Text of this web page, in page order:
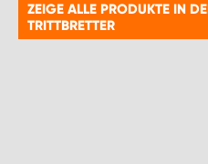
ZEIGE ALLE PRODUKTE IN
TRITTBRETTER
WORK SYSTEM MÜNCHEN